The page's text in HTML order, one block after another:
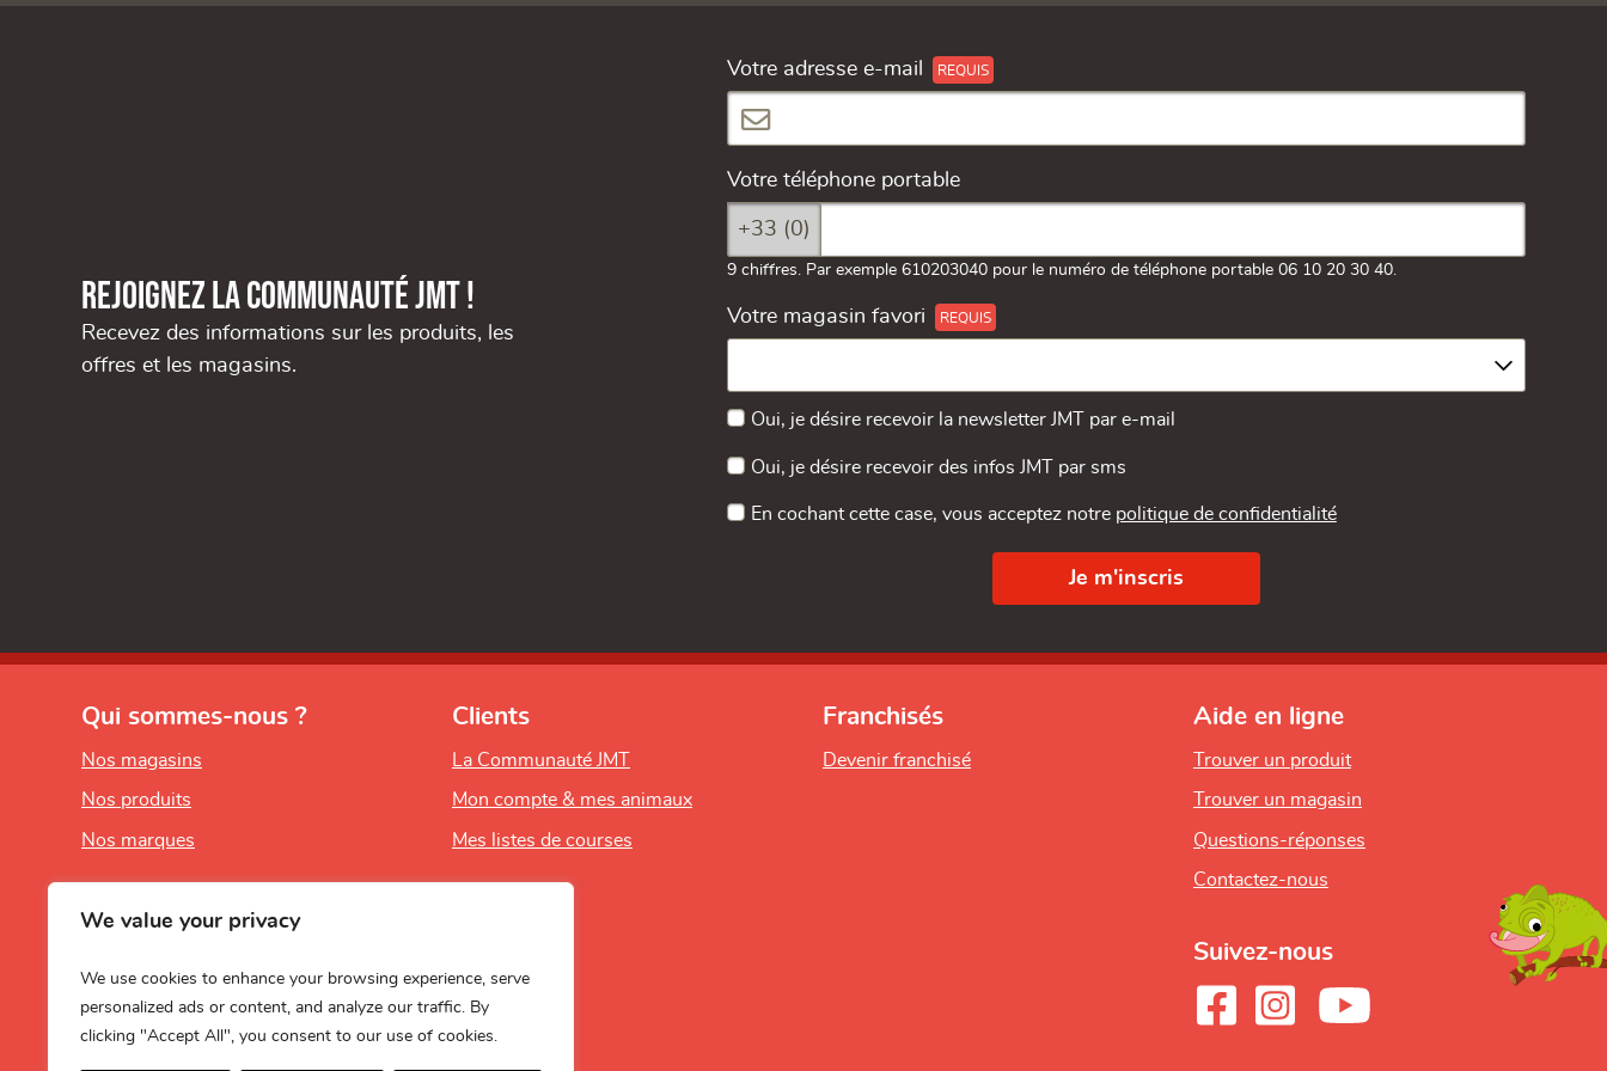
We value your privacy
We use cookies to enhance your browsing experience, serve
personalized ads or content, and analyze our traffic. By
clicking "Accept All", you consent to our use of cookies.
Rejoignez la communauté JMT !
Recevez des informations sur les produits, les
offres et les magasins.
Votre adresse e-mail
Votre téléphone portable
+33 (0)
9 chiffres. Par exemple 610203040 pour le numéro de téléphone portable 06 10 20 30 40.
Votre magasin favori
Oui, je désire recevoir la newsletter JMT par e-mail
Oui, je désire recevoir des infos JMT par sms
En cochant cette case, vous acceptez notre politique de confidentialité
Qui sommes-nous ?
Nos magasins
Nos produits
Nos marques
Clients
La Communauté JMT
Mon compte & mes animaux
Mes listes de courses
Franchisés
Devenir franchisé
Aide en ligne
Trouver un produit
Trouver un magasin
Questions-réponses
Contactez-nous
Suivez-nous